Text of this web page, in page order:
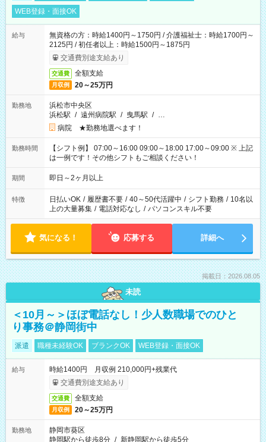
WEB登録・面接OK
給与
無資格の方：時給1400円～1750円 / 介護福祉士：時給1700円～
2125円 / 初任者以上：時給1500円～1875円
交通費別途支給あり
交通費 全額支給
月収例 20～25万円
勤務地
浜松市中央区
浜松駅 / 遠州病院駅 / 曳馬駅 / …
病院 ★勤務地選べます！
勤務時間
【シフト例】 07:00～16:00 09:00～18:00 17:00～09:00 ※ 上記
は一例です！その他シフトもご相談ください！
期間 即日～2ヶ月以上
特徴 日払いOK / 履歴書不要 / 40～50代活躍中 / シフト勤務 / 10名以
上の大量募集 / 電話対応なし / パソコンスキル不要
気になる！ 応募する 詳細へ
掲載日：2026.08.05
未読
＜10月～＞ほぼ電話なし！少人数職場でのひと
り事務＠静岡街中
派遣 職種未経験OK ブランクOK WEB登録・面接OK
給与
時給1400円 月収例 210,000円+残業代
交通費別途支給あり
交通費 全額支給
月収例 20～25万円
勤務地
静岡市葵区
静岡駅から徒歩8分 / 新静岡駅から徒歩5分